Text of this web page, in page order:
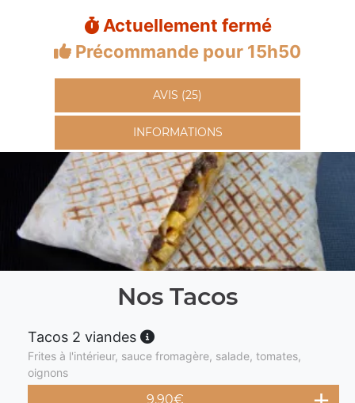
Actuellement fermé
Précommande pour 15h50
AVIS (25)
INFORMATIONS
Nos Tacos
Tacos 2 viandes
Frites à l'intérieur, sauce fromagère, salade, tomates,
oignons
9.90€